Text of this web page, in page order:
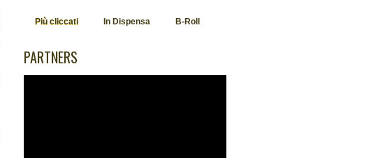
Più cliccati In Dispensa B-Roll
PARTNERS